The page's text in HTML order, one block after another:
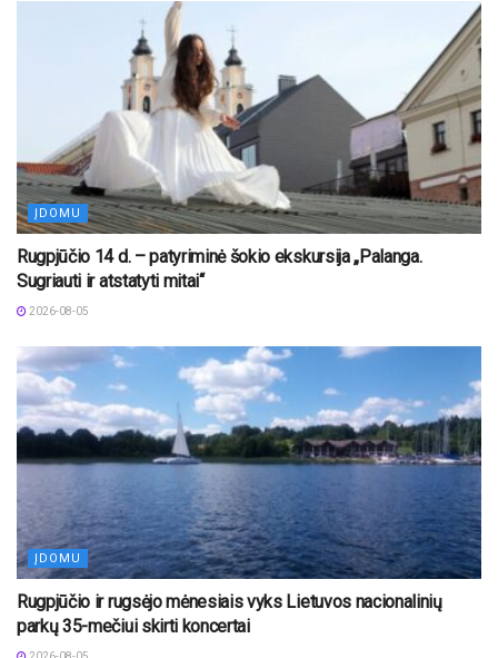
ĮDOMU
Rugpjūčio 14 d. – patyriminė šokio ekskursija „Palanga.
Sugriauti ir atstatyti mitai“
2026-08-05
ĮDOMU
Rugpjūčio ir rugsėjo mėnesiais vyks Lietuvos nacionalinių
parkų 35-mečiui skirti koncertai